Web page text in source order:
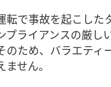
転で事故を起こした
プライアンスの厳し
のため、バラエティ
せん。